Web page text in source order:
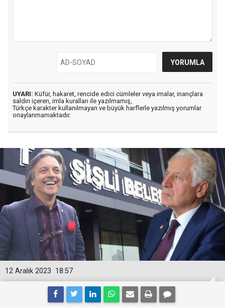
UYARI: Küfür, hakaret, rencide edici cümleler veya imalar, inançlara
saldırı içeren, imla kuralları ile yazılmamış,
Türkçe karakter kullanılmayan ve büyük harflerle yazılmış yorumlar
onaylanmamaktadır.
18:57
12 Aralık 2023